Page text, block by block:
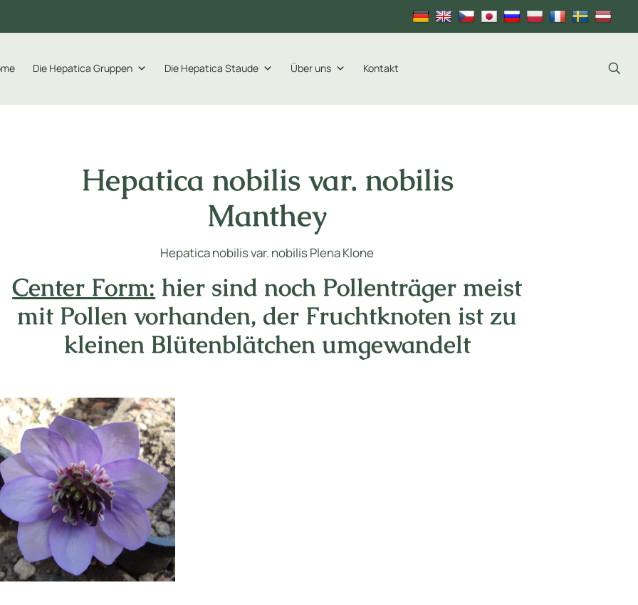
Die Hepatica Gruppen Die Hepatica Staude Über uns Kontakt
Hepatica nobilis var. nobilis
Manthey
Hepatica nobilis var. nobilis Plena Klone
Center Form: hier sind noch Pollenträger meist
mit Pollen vorhanden, der Fruchtknoten ist zu
kleinen Blütenblätchen umgewandelt